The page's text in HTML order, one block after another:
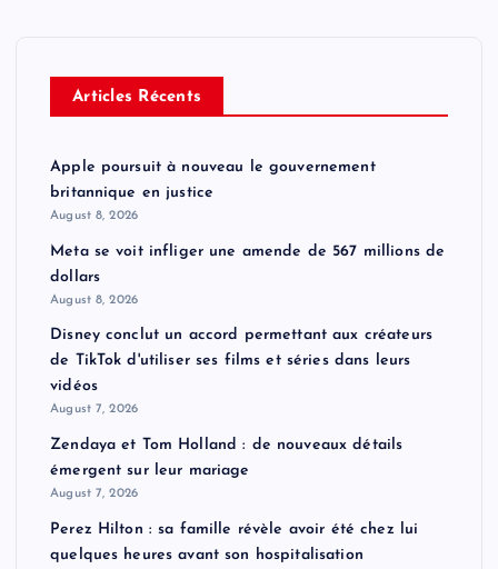
Articles Récents
Apple poursuit à nouveau le gouvernement
britannique en justice
August 8, 2026
Meta se voit infliger une amende de 567 millions de
dollars
August 8, 2026
Disney conclut un accord permettant aux créateurs
de TikTok d'utiliser ses films et séries dans leurs
vidéos
August 7, 2026
Zendaya et Tom Holland : de nouveaux détails
émergent sur leur mariage
August 7, 2026
Perez Hilton : sa famille révèle avoir été chez lui
quelques heures avant son hospitalisation